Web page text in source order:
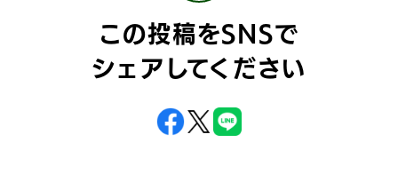
この投稿をSNSで
シェアしてください